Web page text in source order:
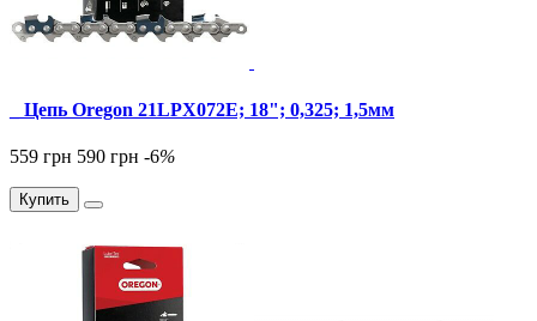
_ Цепь Oregon 21LPX072E; 18"; 0,325; 1,5мм
559 грн 590 грн -6%
Купить